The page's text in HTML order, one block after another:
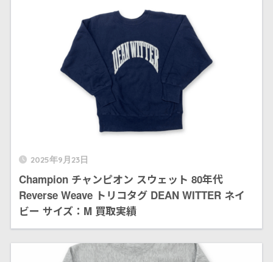
2025年9月23日
Champion チャンピオン スウェット 80年代
Reverse Weave トリコタグ DEAN WITTER ネイ
ビー サイズ：M 買取実績